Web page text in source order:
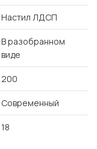
Настил ЛДСП
В разобранном
виде
200
Современный
18